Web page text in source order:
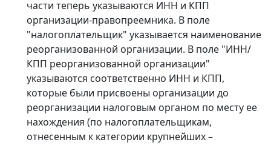
части теперь указываются ИНН и КПП
организации-правопреемника. В поле
"налогоплательщик" указывается наименование
реорганизованной организации. В поле "ИНН/
КПП реорганизованной организации"
указываются соответственно ИНН и КПП,
которые были присвоены организации до
реорганизации налоговым органом по месту ее
нахождения (по налогоплательщикам,
отнесенным к категории крупнейших –